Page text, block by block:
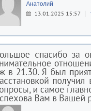
Анатолий
13.01.2025 15:57
спасибо за
в 21.30. Я был
и самое
Вам в Вашей